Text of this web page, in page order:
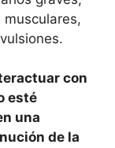
con
esté
una
de la